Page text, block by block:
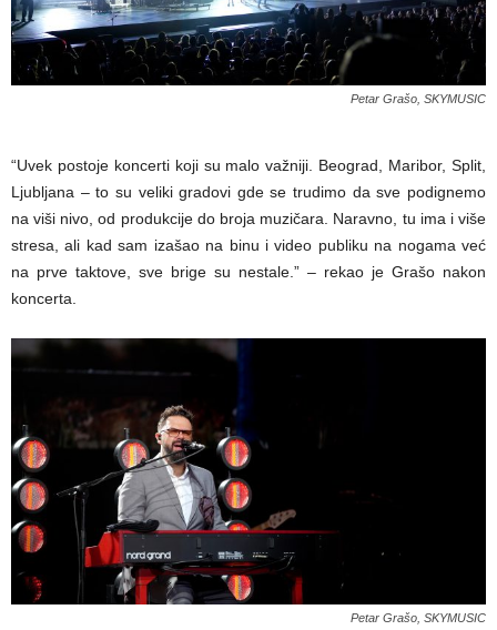
Petar Grašo, SKYMUSIC
“Uvek postoje koncerti koji su malo važniji. Beograd, Maribor, Split,
Ljubljana – to su veliki gradovi gde se trudimo da sve podignemo
na viši nivo, od produkcije do broja muzičara. Naravno, tu ima i više
stresa, ali kad sam izašao na binu i video publiku na nogama već
na prve taktove, sve brige su nestale.” – rekao je Grašo nakon
koncerta.
Petar Grašo, SKYMUSIC